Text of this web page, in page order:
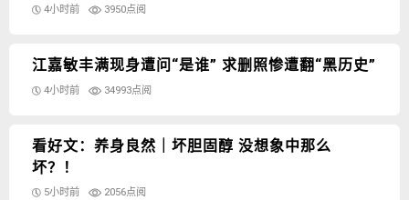
4小时前 3950点阅
江嘉敏丰满现身遭问“是谁” 求删照惨遭翻“黑历史”
4小时前 34993点阅
看好文：养身良然｜坏胆固醇 没想象中那么
坏？！
5小时前 2056点阅